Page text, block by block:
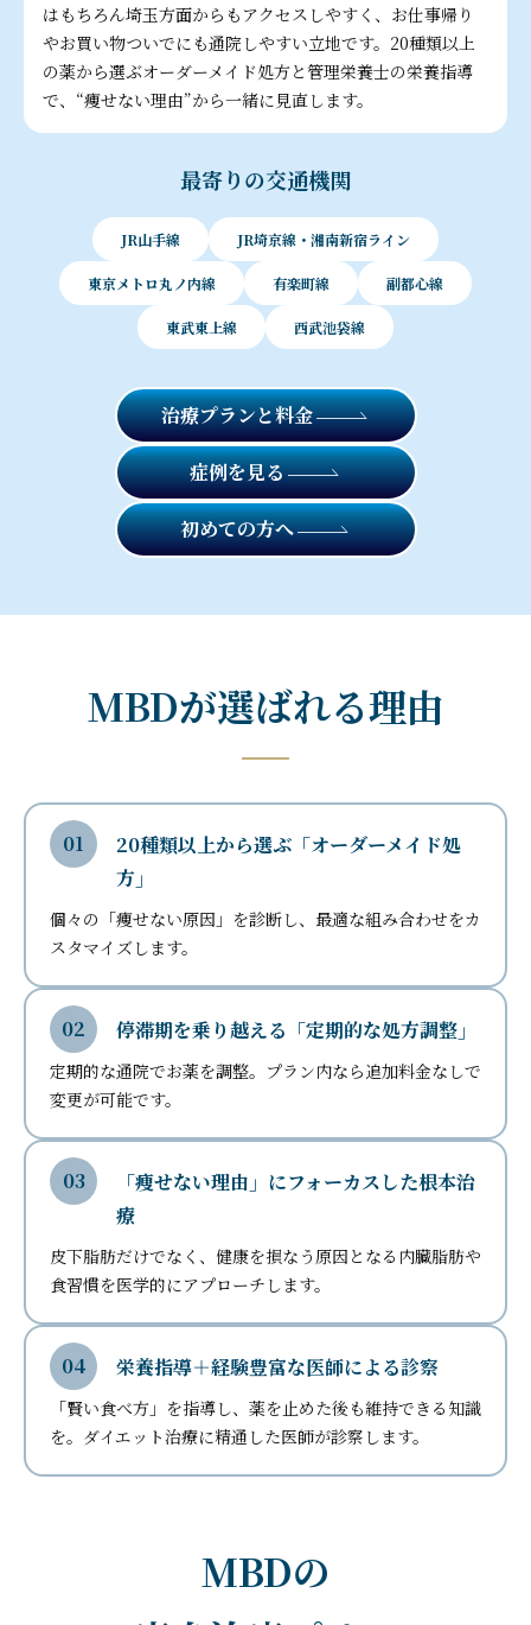
はもちろん埼玉方面からもアクセスしやすく、お仕事帰り
やお買い物ついでにも通院しやすい立地です。20種類以上
の薬から選ぶオーダーメイド処方と管理栄養士の栄養指導
で、“痩せない理由”から一緒に見直します。
最寄りの交通機関
JR山手線 JR埼京線・湘南新宿ライン
東京メトロ丸ノ内線 有楽町線 副都心線
東武東上線 西武池袋線
治療プランと料金
症例を見る
初めての方へ
MBDが選ばれる理由
20種類以上から選ぶ「オーダーメイド処
方」
個々の「痩せない原因」を診断し、最適な組み合わせをカ
スタマイズします。
停滞期を乗り越える「定期的な処方調整」
定期的な通院でお薬を調整。プラン内なら追加料金なしで
変更が可能です。
「痩せない理由」にフォーカスした根本治
療
皮下脂肪だけでなく、健康を損なう原因となる内臓脂肪や
食習慣を医学的にアプローチします。
栄養指導＋経験豊富な医師による診察
「賢い食べ方」を指導し、薬を止めた後も維持できる知識
を。ダイエット治療に精通した医師が診察します。
MBDの